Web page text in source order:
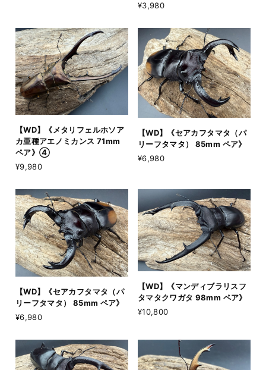
¥3,980
【WD】《メタリフェルホソア
カ亜種アエノミカンス 71mm
ペア》④
¥9,980
【WD】《セアカフタマタ（パ
リーフタマタ） 85mm ペア》
¥6,980
【WD】《セアカフタマタ（パ
リーフタマタ） 85mm ペア》
¥6,980
【WD】《マンディブラリスフ
タマタクワガタ 98mm ペア》
¥10,800